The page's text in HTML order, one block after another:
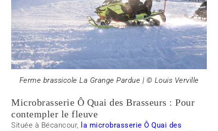
Ferme brassicole La Grange Pardue | © Louis Verville
Microbrasserie Ô Quai des Brasseurs : Pour
contempler le fleuve
Située à Bécancour,
la microbrasserie Ô Quai des